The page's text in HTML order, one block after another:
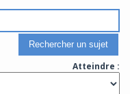
Atteindre :